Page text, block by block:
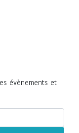
évènements et